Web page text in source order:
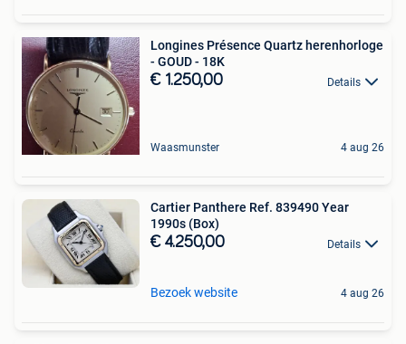
Longines Présence Quartz herenhorloge
- GOUD - 18K
€ 1.250,00 Details
Waasmunster 4 aug 26
Cartier Panthere Ref. 839490 Year
1990s (Box)
€ 4.250,00 Details
Bezoek website 4 aug 26